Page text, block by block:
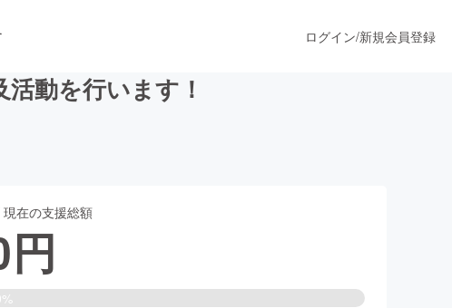
ス
ログイン/新規会員登録
動を行います！
現在の支援総額
円